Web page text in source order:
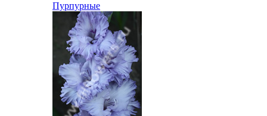
Пурпурные